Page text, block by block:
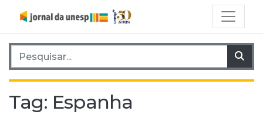
Pesquisar por:
Tag: Espanha